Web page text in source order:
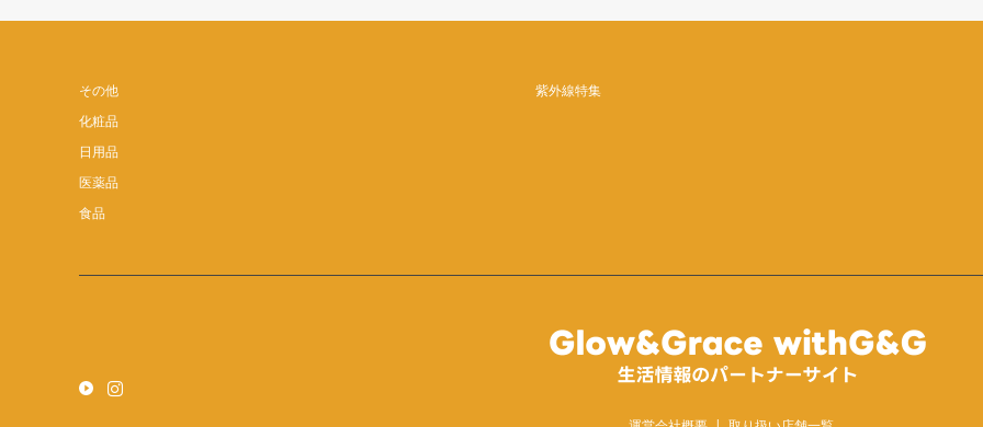
その他
化粧品
日用品
医薬品
食品
紫外線特集